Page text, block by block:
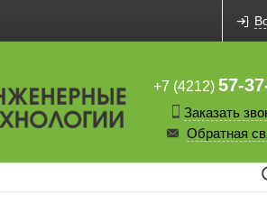
+7 (4212) 57-
Заказать
Обратная